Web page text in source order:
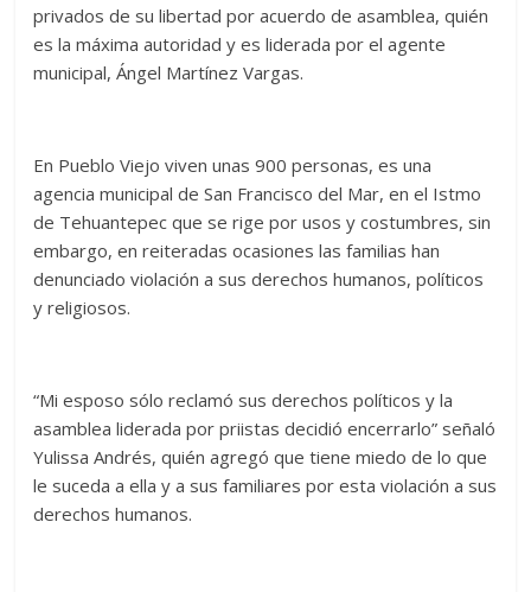
privados de su libertad por acuerdo de asamblea, quién
es la máxima autoridad y es liderada por el agente
municipal, Ángel Martínez Vargas.
En Pueblo Viejo viven unas 900 personas, es una
agencia municipal de San Francisco del Mar, en el Istmo
de Tehuantepec que se rige por usos y costumbres, sin
embargo, en reiteradas ocasiones las familias han
denunciado violación a sus derechos humanos, políticos
y religiosos.
“Mi esposo sólo reclamó sus derechos políticos y la
asamblea liderada por priistas decidió encerrarlo” señaló
Yulissa Andrés, quién agregó que tiene miedo de lo que
le suceda a ella y a sus familiares por esta violación a sus
derechos humanos.